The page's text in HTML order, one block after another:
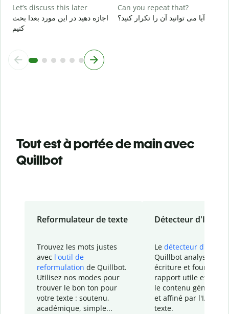
Let’s discuss this later
اجازه دهید در این مورد بعدا بحث
کنیم
Can you repeat that?
آیا می توانید آن را تکرار کنید؟
Tout est à portée de main avec
Quillbot
Reformulateur de texte
Trouvez les mots justes
avec l'outil de
reformulation de Quillbot.
Utilisez nos modes pour
trouver le bon ton pour
votre texte : soutenu,
académique, simple...
Détecteur d'IA
Le détecteur d'IA
Quillbot analyse votre
écriture et fournit un
rapport utile et
le contenu généré
et affiné par l'IA
texte.